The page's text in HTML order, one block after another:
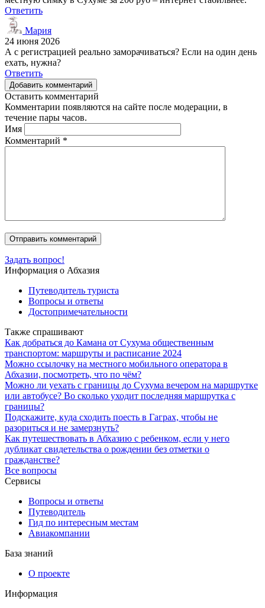
Ответить
Мария
24 июня 2026
А с регистрацией реально заморачиваться? Если на один день
ехать, нужна?
Ответить
Добавить комментарий
Оставить комментарий
Комментарии появляются на сайте после модерации, в
течение пары часов.
Имя
Комментарий *
Задать вопрос!
Информация о Абхазия
Путеводитель туриста
Вопросы и ответы
Достопримечательности
Также спрашивают
Как добраться до Камана от Сухума общественным
транспортом: маршруты и расписание 2024
Можно ссылочку на местного мобильного оператора в
Абхазии, посмотреть, что по чём?
Можно ли уехать с границы до Сухума вечером на маршрутке
или автобусе? Во сколько уходит последняя маршрутка с
границы?
Подскажите, куда сходить поесть в Гаграх, чтобы не
разориться и не замерзнуть?
Как путешествовать в Абхазию с ребенком, если у него
дубликат свидетельства о рождении без отметки о
гражданстве?
Все вопросы
Сервисы
Вопросы и ответы
Путеводитель
Гид по интересным местам
Авиакомпании
База знаний
О проекте
Информация